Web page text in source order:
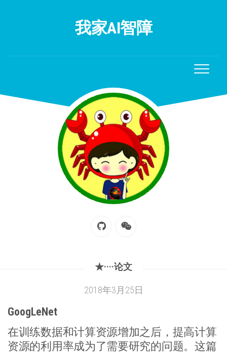
我家AI智障
★····论文
2018年3月25日
GoogLeNet
在训练数据和计算资源增加之后，提高计算
资源的利用率成为了需要研究的问题。这篇